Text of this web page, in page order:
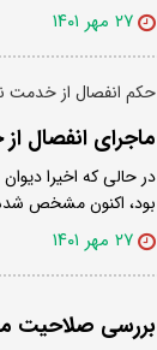
۲۷ مهر ۱۴۰۱
حکم انفصال از
ماجرای
در حالی که اخیرا
بود، اکنون مشخص
۲۷ مهر ۱۴۰۱
بررسی صلاحیت